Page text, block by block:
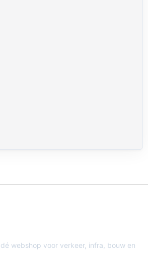
webshop voor verkeer, infra, bouw en